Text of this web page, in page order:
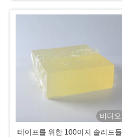
비디오
테이프를 위한 100이지 솔리드들